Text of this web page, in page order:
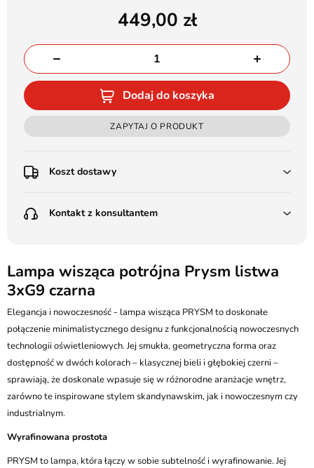
449,00
Dodaj do koszyka
ZAPYTAJ O PRODUKT
Koszt dostawy
Poczta Polska Kurier 48H - 11 zł
(od 1000 zł dla gabarytów, nie dotyczy produktów 3m)
Pobranie:
Poczta Polska Kurier 48H - 16 zł
Kurier GLS - 20 zł
Przesyłka Gabarytowa - 35 zł
Kontakt z konsultantem
Batalionów Chłopskich 12, 94-058 Łódź
506 336 320
kontakt@ledstyl.pl
Lampa wisząca potrójna Prysm listwa
3xG9 czarna
Elegancja i nowoczesność - lampa wisząca PRYSM to doskonałe
połączenie minimalistycznego designu z funkcjonalnością nowoczesnych
technologii oświetleniowych. Jej smukła, geometryczna forma oraz
dostępność w dwóch kolorach – klasycznej bieli i głębokiej czerni –
sprawiają, że doskonale wpasuje się w różnorodne aranżacje wnętrz,
zarówno te inspirowane stylem skandynawskim, jak i nowoczesnym czy
industrialnym.
Wyrafinowana prostota
PRYSM to lampa, która łączy w sobie subtelność i wyrafinowanie. Jej